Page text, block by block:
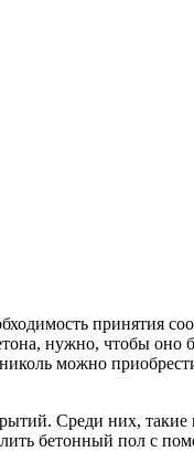
принятия
нужно, чтобы оно
можно
Среди них, такие
бетонный пол с